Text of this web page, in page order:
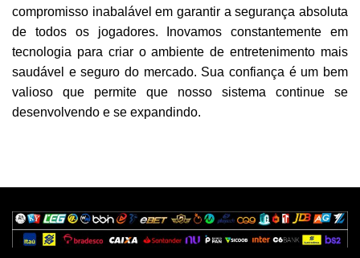
compromisso inabalável em garantir a segurança absoluta
de todos os jogadores. Inovamos constantemente em
tecnologia para criar o ambiente de entretenimento mais
saudável e seguro do mercado. Sua confiança é um bem
valioso que permite que nosso sistema continue se
desenvolvendo e se expandindo.